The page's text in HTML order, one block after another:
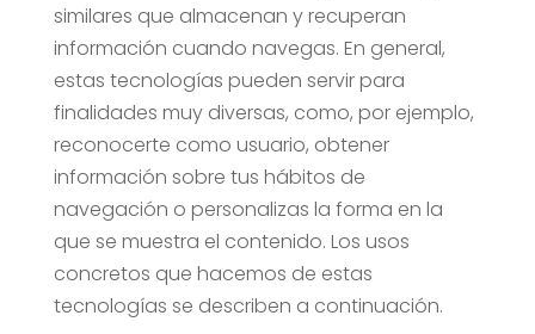
similares que almacenan y recuperan
información cuando navegas. En general,
estas tecnologías pueden servir para
finalidades muy diversas, como, por ejemplo,
reconocerte como usuario, obtener
información sobre tus hábitos de
navegación o personalizas la forma en la
que se muestra el contenido. Los usos
concretos que hacemos de estas
tecnologías se describen a continuación.